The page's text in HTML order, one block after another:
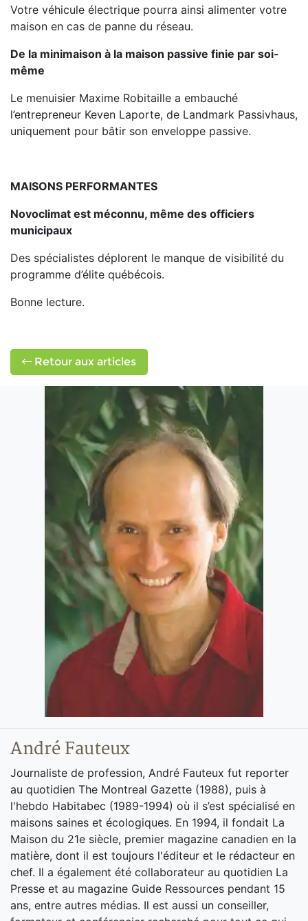
Votre véhicule électrique pourra ainsi alimenter votre
maison en cas de panne du réseau.
De la minimaison à la maison passive finie par soi-
même
Le menuisier Maxime Robitaille a embauché
l’entrepreneur Keven Laporte, de Landmark Passivhaus,
uniquement pour bâtir son enveloppe passive.
MAISONS PERFORMANTES
Novoclimat est méconnu, même des officiers
municipaux
Des spécialistes déplorent le manque de visibilité du
programme d’élite québécois.
Bonne lecture.
Retour aux articles
André Fauteux
Journaliste de profession, André Fauteux fut reporter
au quotidien The Montreal Gazette (1988), puis à
l'hebdo Habitabec (1989-1994) où il s’est spécialisé en
maisons saines et écologiques. En 1994, il fondait La
Maison du 21e siècle, premier magazine canadien en la
matière, dont il est toujours l'éditeur et le rédacteur en
chef. Il a également été collaborateur au quotidien La
Presse et au magazine Guide Ressources pendant 15
ans, entre autres médias. Il est aussi un conseiller,